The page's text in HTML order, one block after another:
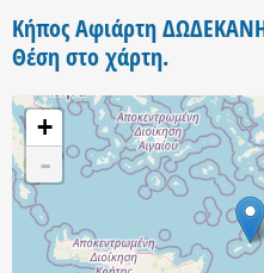
Κήπος Αφιάρτη
Θέση στο χάρτη.
+
-